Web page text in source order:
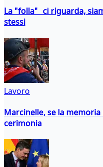
La "folla" ci riguarda,
stessi
Lavoro
Marcinelle, se la
cerimonia